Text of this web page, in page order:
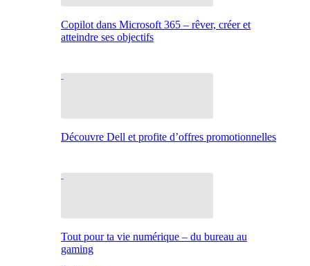
Copilot dans Microsoft 365 – rêver, créer et
atteindre ses objectifs
Découvre Dell et profite d’offres promotionnelles
Tout pour ta vie numérique – du bureau au
gaming